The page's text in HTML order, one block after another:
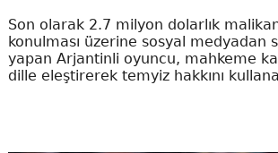
Son olarak 2.7 milyon dolarlık
konulması üzerine sosyal medyadan
yapan Arjantinli oyuncu, mahkeme
dille eleştirerek temyiz hakkını